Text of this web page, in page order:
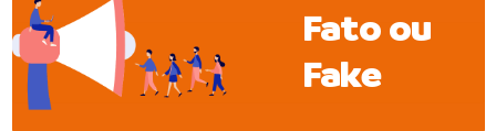
Fato ou
Fake